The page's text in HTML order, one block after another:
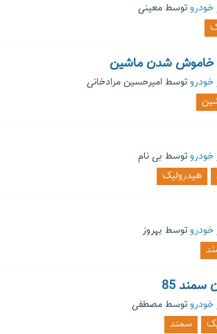
خودروتوسط معینی
خاموش شدن ماشین
خودروتوسط امیرحسین مرادخانی
خودروتوسط بی نام
هیدرولیک
خودروتوسط بهروز
85
خودروتوسط مصطفی
سمند